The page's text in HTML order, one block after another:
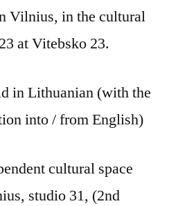
Vilnius, in the cultural
at Vitebsko 23.
in Lithuanian (with the
into / from English)
cultural space
studio 31, (2nd